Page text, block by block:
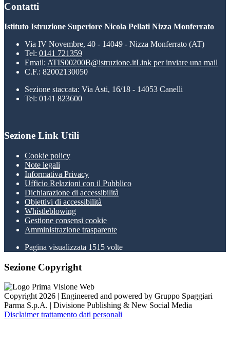
Contatti
Istituto Istruzione Superiore Nicola Pellati Nizza Monferrato
Via IV Novembre, 40 - 14049 - Nizza Monferrato (AT)
Tel: 0141 721359
Email: ATIS00200B@istruzione.itLink per inviare una mail
C.F.: 82002130050
Sezione staccata: Via Asti, 16/18 - 14053 Canelli
Tel: 0141 823600
Sezione Link Utili
Cookie policy
Note legali
Informativa Privacy
Ufficio Relazioni con il Pubblico
Dichiarazione di accessibilità
Obiettivi di accessibilità
Whistleblowing
Gestione consensi cookie
Amministrazione trasparente
Pagina visualizzata 1515 volte
Sezione Copyright
Copyright 2026 | Engineered and powered by Gruppo Spaggiari
Parma S.p.A. | Divisione Publishing & New Social Media
Disclaimer trattamento dati personali